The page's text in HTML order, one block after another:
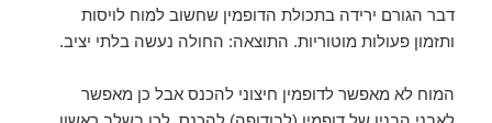
דבר הגורם ירידה בתכולת הדופמין שחשוב למוח לויסות
ותזמון פעולות מוטוריות. התוצאה: החולה נעשה בלתי יציב.
המוח לא מאפשר לדופמין חיצוני להכנס אבל כן מאפשר